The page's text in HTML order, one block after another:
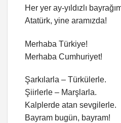
Her yer ay-yıldızlı
Atatürk, yine aramızda!
Merhaba Türkiye!
Merhaba Cumhuriyet!
Şarkılarla – Türkülerle.
Şiirlerle – Marşlarla.
Kalplerde atan sevgilerle.
Bayram bugün, bayram!